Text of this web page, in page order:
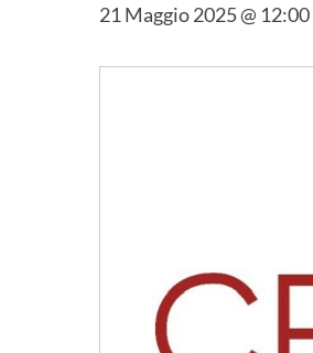
21 Maggio 2025 @ 12:00